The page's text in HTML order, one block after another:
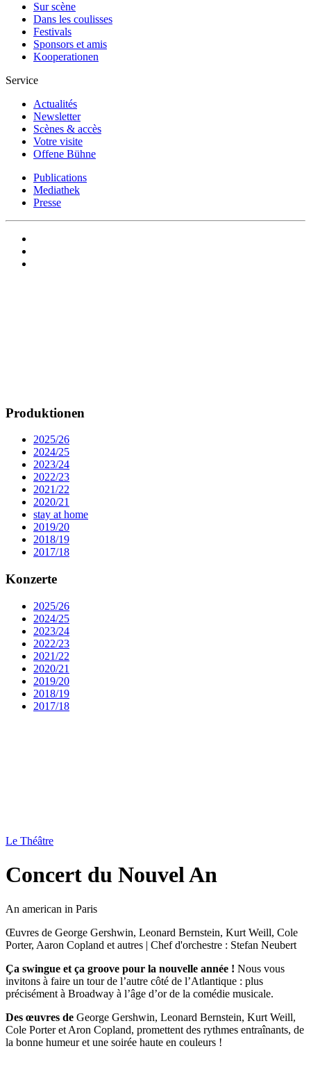
Sur scène
Dans les coulisses
Festivals
Sponsors et amis
Kooperationen
Service
Actualités
Newsletter
Scènes & accès
Votre visite
Offene Bühne
Publications
Mediathek
Presse
Produktionen
2025/26
2024/25
2023/24
2022/23
2021/22
2020/21
stay at home
2019/20
2018/19
2017/18
Konzerte
2025/26
2024/25
2023/24
2022/23
2021/22
2020/21
2019/20
2018/19
2017/18
Le Théâtre
Concert du Nouvel An
An american in Paris
Œuvres de George Gershwin, Leonard Bernstein, Kurt Weill, Cole
Porter, Aaron Copland et autres | Chef d'orchestre : Stefan Neubert
Ça swingue et ça groove pour la nouvelle année ! Nous vous
invitons à faire un tour de l’autre côté de l’Atlantique : plus
précisément à Broadway à l’âge d’or de la comédie musicale.
Des œuvres de George Gershwin, Leonard Bernstein, Kurt Weill,
Cole Porter et Aron Copland, promettent des rythmes entraînants, de
la bonne humeur et une soirée haute en couleurs !